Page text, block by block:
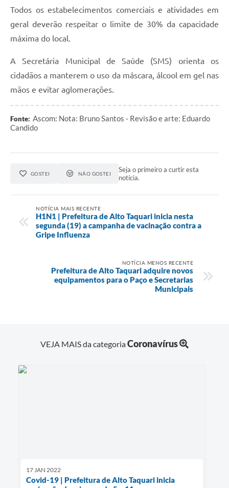
Todos os estabelecimentos comerciais e atividades em
geral deverão respeitar o limite de 30% da capacidade
máxima do local.
A Secretária Municipal de Saúde (SMS) orienta os
cidadãos a manterem o uso da máscara, álcool em gel nas
mãos e evitar aglomerações.
Fonte: Ascom: Nota: Bruno Santos - Revisão e arte: Eduardo
Candido
GOSTEI NÃO GOSTEI
Seja o primeiro a curtir esta
notícia.
NOTÍCIA MAIS RECENTE
H1N1 | Prefeitura de Alto Taquari inicia nesta
segunda (19) a campanha de vacinação contra a
Gripe Influenza
NOTÍCIA MENOS RECENTE
Prefeitura de Alto Taquari adquire novos
equipamentos para o Paço e Secretarias
Municipais
VEJA MAIS da categoriaCoronavírus
17 JAN 2022
Covid-19 | Prefeitura de Alto Taquari inicia